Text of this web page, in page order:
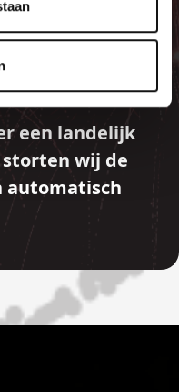
een landelijk
wij de
automatisch